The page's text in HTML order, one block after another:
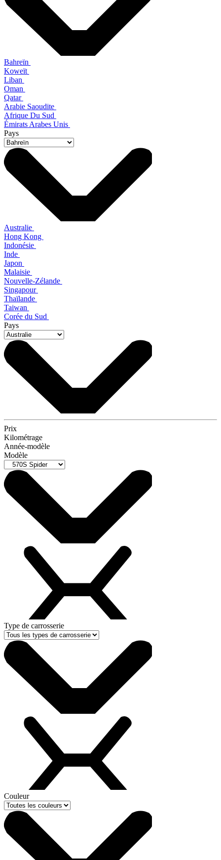
Bahreïn
Koweït
Liban
Oman
Qatar
Arabie Saoudite
Afrique Du Sud
Émirats Arabes Unis
Pays
Australie
Hong Kong
Indonésie
Inde
Japon
Malaisie
Nouvelle-Zélande
Singapour
Thaïlande
Taiwan
Corée du Sud
Pays
Prix
Kilométrage
Année-modèle
Modèle
Type de carrosserie
Couleur